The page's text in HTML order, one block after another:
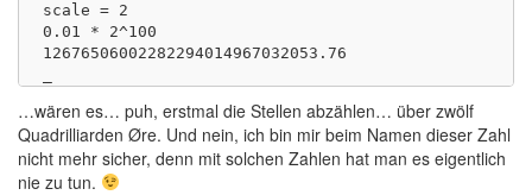
scale = 2
0.01 * 2^100
12676506002282294014967032053.76
…wären es… puh, erstmal die Stellen abzählen… über zwölf
Quadrilliarden Øre. Und nein, ich bin mir beim Namen dieser Zahl
nicht mehr sicher, denn mit solchen Zahlen hat man es eigentlich
nie zu tun.